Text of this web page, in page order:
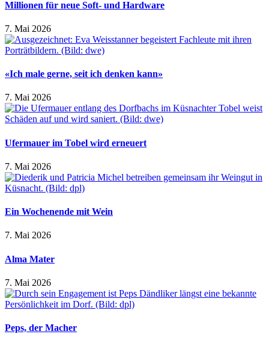
Millionen für neue Soft- und Hardware
7. Mai 2026
«Ich male gerne, seit ich denken kann»
7. Mai 2026
Ufermauer im Tobel wird erneuert
7. Mai 2026
Ein Wochenende mit Wein
7. Mai 2026
Alma Mater
7. Mai 2026
Peps, der Macher